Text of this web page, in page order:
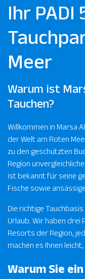
Ihr PADI
Meer
Warum ist
Tauchen?
Willkommen in Marsa
der Welt am Roten
zu den geschützten
Region
ist bekannt für seine
Fische sowie
Die richtige
Urlaub. Wir haben drei
Resorts der Region,
machen es Ihnen
Warum Sie